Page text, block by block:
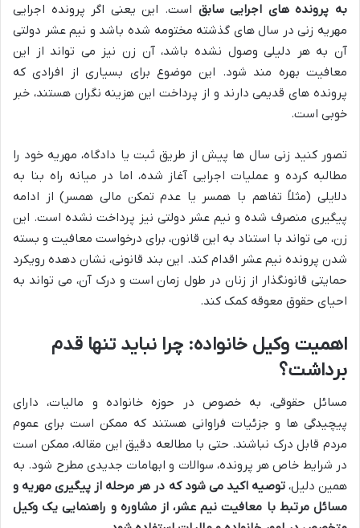
به پرونده های اجرایی سابق است. این یعنی اگر پرونده اجرایی
مهریه زنی در سال های گذشته مختومه شده باشد و نیم عشر دولتی
آن به هر دلیلی وصول نشده باشد، آن زن نیز می تواند از این
معافیت بهره مند شود. این موضوع برای بسیاری از افرادی که
پرونده های قدیمی دارند و از پرداخت این هزینه نگران هستند، خبر
خوبی است.
تصور کنید زنی سال ها پیش از طریق ثبت یا دادگاه، مهریه خود را
مطالبه کرده و عملیات اجرایی آغاز شده، اما در میانه راه بنا به
دلایلی (مثلاً تفاهم با همسر یا عدم تمکن مالی همسر) از ادامه
پیگیری منصرف شده و نیم عشر دولتی نیز پرداخت نشده است. این
زن، می تواند با استناد به این قانون، برای درخواست معافیت و بسته
شدن پرونده نیم عشر اقدام کند. این بند قانونی، نشان دهده رویکرد
حمایتی قانونگذار از زنان در طول زمان است و درک آن، می تواند به
احیای حقوق معوقه کمک کند.
اهمیت وکیل خانواده: چرا نباید تنها قدم
برداشت؟
مسائل حقوقی، به خصوص در حوزه خانواده و مالیات، دارای
پیچیدگی ها و جزئیات فراوانی هستند که ممکن است برای عموم
مردم قابل درک نباشند. حتی با مطالعه دقیق این مقاله، ممکن است
در شرایط خاص هر پرونده، سوالات و ابهامات جدیدی مطرح شود. به
همین دلیل،توصیه اکید می شود که در هر مرحله از پیگیری مهریه و
مسائل مرتبط با معافیت نیم عشر، از مشاوره و راهنمایی یک وکیل